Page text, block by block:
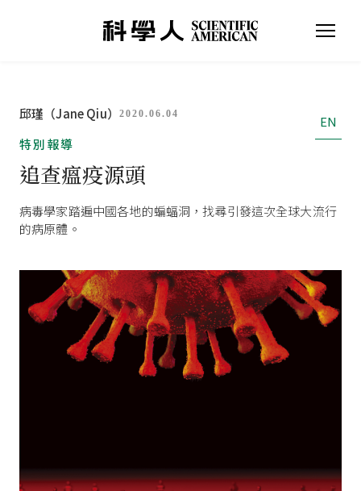
邱瑾（Jane Qiu） 2020.06.04
EN
特別報導
追查瘟疫源頭
病毒學家踏遍中國各地的蝙蝠洞，找尋引發這次全球大流行
的病原體。